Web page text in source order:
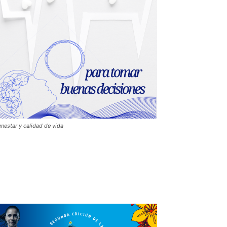
y calidad de vida